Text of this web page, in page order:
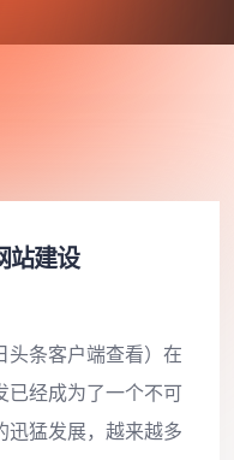
站建设
头条客户端查看）在
已经成为了一个不可
猛发展，越来越多